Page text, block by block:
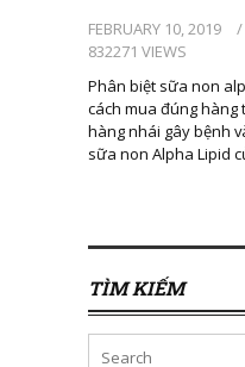
FEBRUARY 10, 2019 /
832271 VIEWS
Phân biệt sữa non
cách mua đúng hàng
hàng nhái gây bệnh
sữa non Alpha Lipid
TÌM KIẾM